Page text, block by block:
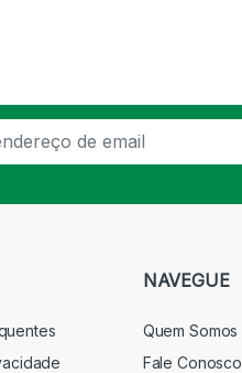
NAVEGUE
Quem Somos
Fale Conosco